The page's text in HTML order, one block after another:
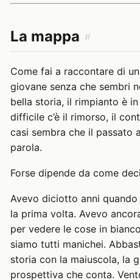
La mappa #
Come fai a raccontare di
giovane senza che sembri
bella storia, il rimpianto è
difficile c’è il rimorso, il
casi sembra che il passato
parola.
Forse dipende da come
Avevo diciotto anni
la prima volta. Avevo
per vedere le cose in
siamo tutti manichei.
storia con la maiuscola, la
prospettiva che conta.